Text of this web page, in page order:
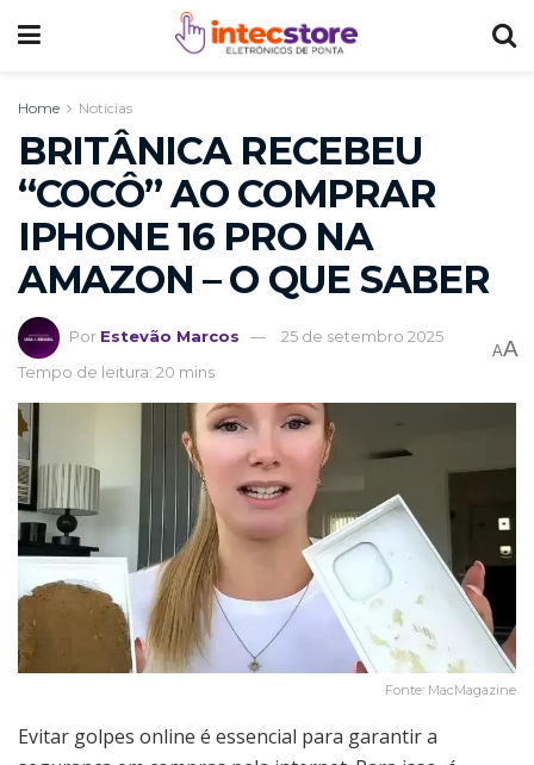
Home Noticias
BRITÂNICA RECEBEU
“COCÔ” AO COMPRAR
IPHONE 16 PRO NA
AMAZON – O QUE SABER
Por Estevão Marcos
25 de setembro 2025
Tempo de leitura: 20 mins
AA
Fonte: MacMagazine
Evitar golpes online é essencial para garantir a